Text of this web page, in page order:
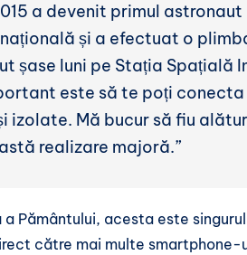
a devenit primul
și a efectuat o
șase luni pe Stația
este să te poți
Mă bucur să fiu
realizare majoră.”
Pământului, acesta este
către mai multe smartphone-